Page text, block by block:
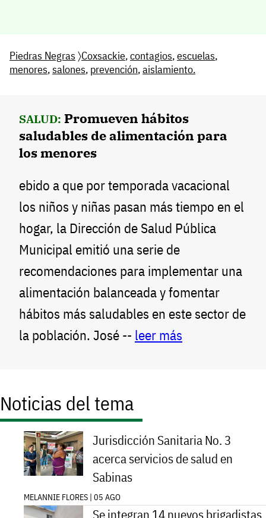
Piedras Negras 〉Coxsackie,contagios,escuelas,
menores,salones, prevención,aislamiento.
SALUD: Promueven hábitos
saludables de alimentación para
los menores
ebido a que por temporada vacacional
los niños y niñas pasan más tiempo en el
hogar, la Dirección de Salud Pública
Municipal emitió una serie de
recomendaciones para implementar una
alimentación balanceada y fomentar
hábitos más saludables en este sector de
la población. José -- leer más
Noticias del tema
Jurisdicción Sanitaria No. 3
acerca servicios de salud en
Sabinas
MELANNIE FLORES | 05 AGO